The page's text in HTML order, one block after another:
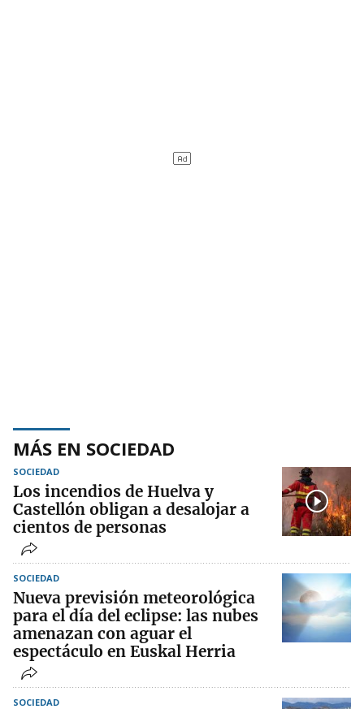
MÁS EN SOCIEDAD
SOCIEDAD
Los incendios de Huelva y
Castellón obligan a desalojar a
cientos de personas
SOCIEDAD
Nueva previsión meteorológica
para el día del eclipse: las nubes
amenazan con aguar el
espectáculo en Euskal Herria
SOCIEDAD